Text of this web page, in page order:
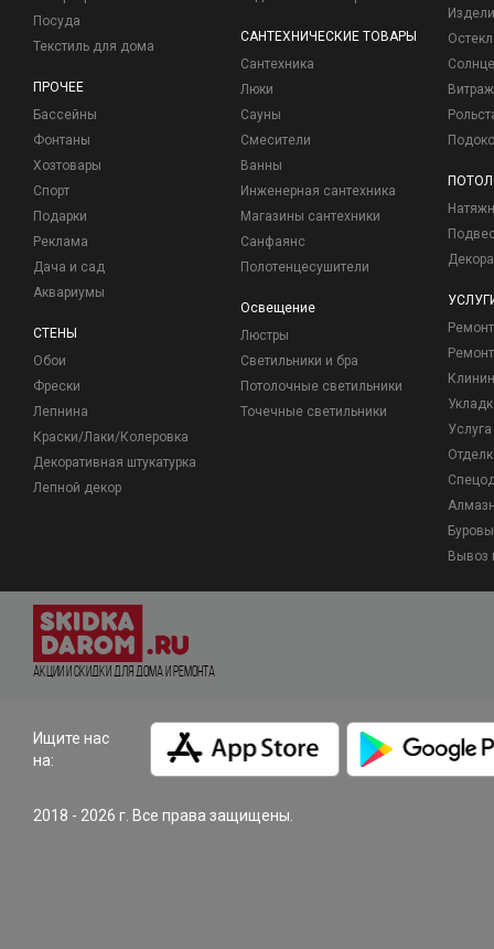
Посуда
Текстиль для дома
ПРОЧЕЕ
Бассейны
Фонтаны
Хозтовары
Спорт
Подарки
Реклама
Дача и сад
Аквариумы
СТЕНЫ
Обои
Фрески
Лепнина
Краски/Лаки/Колеровка
Декоративная штукатурка
Лепной декор
САНТЕХНИЧЕСКИЕ ТОВАРЫ
Сантехника
Люки
Сауны
Смесители
Ванны
Инженерная сантехника
Магазины сантехники
Санфаянс
Полотенцесушители
Освещение
Люстры
Светильники и бра
Потолочные светильники
Точечные светильники
Вывоз
Акции и Скидки для дома и ремонта
Ищите нас
на:
2018 - 2026 г. Все права защищены.